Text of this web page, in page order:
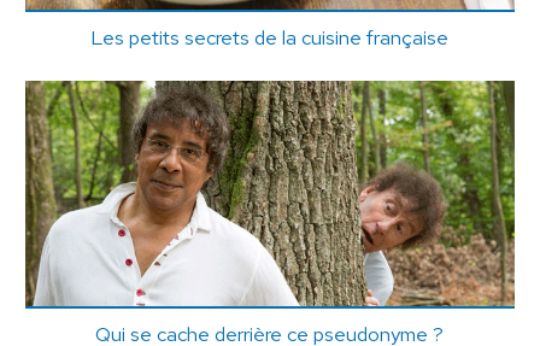
Les petits secrets de la cuisine française
Qui se cache derrière ce pseudonyme ?